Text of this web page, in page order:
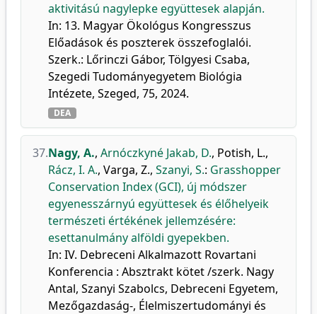
aktivitású nagylepke együttesek alapján.
In: 13. Magyar Ökológus Kongresszus
Előadások és poszterek összefoglalói.
Szerk.: Lőrinczi Gábor, Tölgyesi Csaba,
Szegedi Tudományegyetem Biológia
Intézete, Szeged, 75, 2024.
DEA
37.Nagy, A., Arnóczkyné Jakab, D., Potish, L.,
Rácz, I. A., Varga, Z., Szanyi, S.: Grasshopper
Conservation Index (GCI), új módszer
egyenesszárnyú együttesek és élőhelyeik
természeti értékének jellemzésére:
esettanulmány alföldi gyepekben.
In: IV. Debreceni Alkalmazott Rovartani
Konferencia : Absztrakt kötet /szerk. Nagy
Antal, Szanyi Szabolcs, Debreceni Egyetem,
Mezőgazdaság-, Élelmiszertudományi és